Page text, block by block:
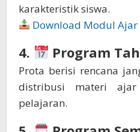
karakteristik siswa.
Download Modul Ajar
4. Program
Prota berisi rencana
distribusi materi
pelajaran.